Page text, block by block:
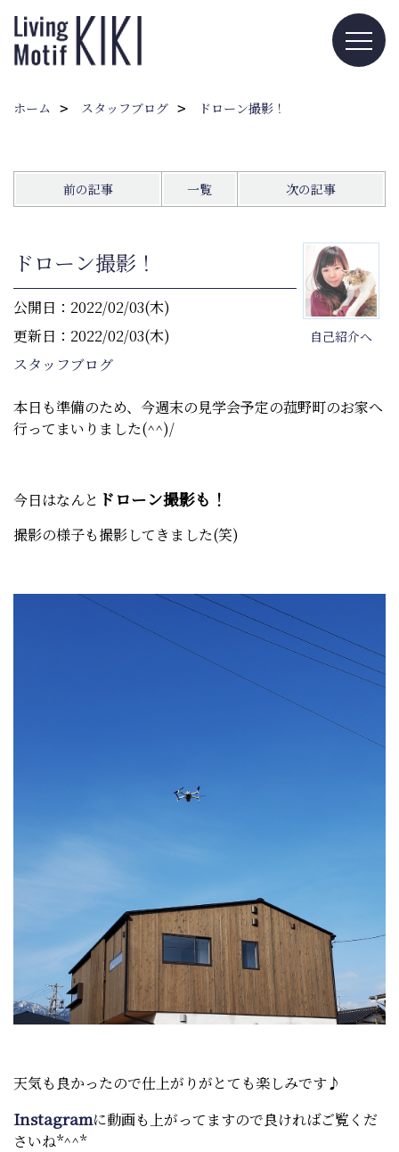
ホーム スタッフブログ ドローン撮影！
前の記事 一覧 次の記事
自己紹介へ
ドローン撮影！
公開日：2022/02/03(木)
更新日：2022/02/03(木)
スタッフブログ
本日も準備のため、今週末の見学会予定の菰野町のお家へ
行ってまいりました(^^)/
今日はなんと ドローン撮影も！
撮影の様子も撮影してきました(笑)
天気も良かったので仕上がりがとても楽しみです♪
Instagramに動画も上がってますので良ければご覧くだ
さいね*^^*